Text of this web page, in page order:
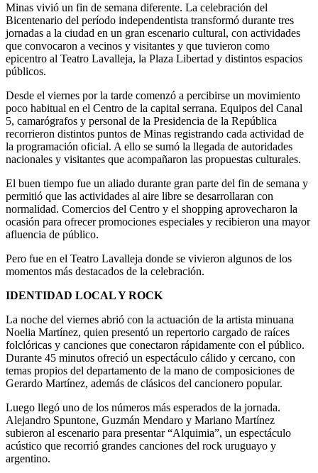
Minas vivió un fin de semana diferente. La celebración del
Bicentenario del período independentista transformó durante tres
jornadas a la ciudad en un gran escenario cultural, con actividades
que convocaron a vecinos y visitantes y que tuvieron como
epicentro al Teatro Lavalleja, la Plaza Libertad y distintos espacios
públicos.
Desde el viernes por la tarde comenzó a percibirse un movimiento
poco habitual en el Centro de la capital serrana. Equipos del Canal
5, camarógrafos y personal de la Presidencia de la República
recorrieron distintos puntos de Minas registrando cada actividad de
la programación oficial. A ello se sumó la llegada de autoridades
nacionales y visitantes que acompañaron las propuestas culturales.
El buen tiempo fue un aliado durante gran parte del fin de semana y
permitió que las actividades al aire libre se desarrollaran con
normalidad. Comercios del Centro y el shopping aprovecharon la
ocasión para ofrecer promociones especiales y recibieron una mayor
afluencia de público.
Pero fue en el Teatro Lavalleja donde se vivieron algunos de los
momentos más destacados de la celebración.
IDENTIDAD LOCAL Y ROCK
La noche del viernes abrió con la actuación de la artista minuana
Noelia Martínez, quien presentó un repertorio cargado de raíces
folclóricas y canciones que conectaron rápidamente con el público.
Durante 45 minutos ofreció un espectáculo cálido y cercano, con
temas propios del departamento de la mano de composiciones de
Gerardo Martínez, además de clásicos del cancionero popular.
Luego llegó uno de los números más esperados de la jornada.
Alejandro Spuntone, Guzmán Mendaro y Mariano Martínez
subieron al escenario para presentar “Alquimia”, un espectáculo
acústico que recorrió grandes canciones del rock uruguayo y
argentino.